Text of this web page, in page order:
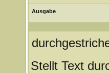
Ausgabe
Stellt Text